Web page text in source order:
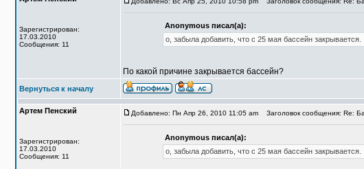
Зарегистрирован:
17.03.2010
Сообщения: 11
Anonymous писал(а):
о, забыла добавить, что с 25 мая бассейн закрывается.
По какой причине закрывается бассейн?
Вернуться к началу
Артем Пенский
Зарегистрирован:
17.03.2010
Сообщения: 11
Добавлено: Пн Апр 26, 2010 11:05 am Заголовок сообщения: Re:
Anonymous писал(а):
о, забыла добавить, что с 25 мая бассейн закрывается.